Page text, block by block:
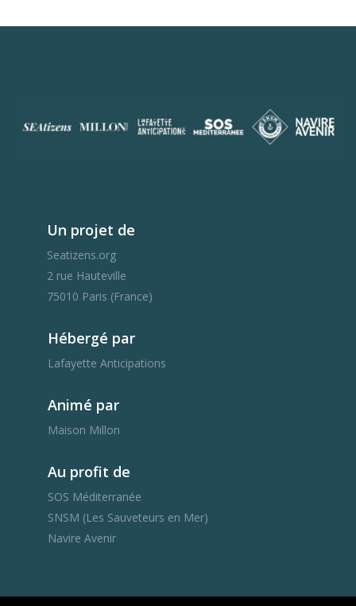
Un projet de
Seatizens.org
2 rue Hauteville
75010 Paris (France)
Hébergé par
Lafayette Anticipations
Animé par
Maison Millon
Au profit de
SOS Méditerranée
SNSM (Les Sauveteurs en Mer)
Navire Avenir